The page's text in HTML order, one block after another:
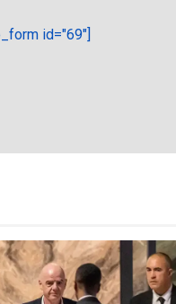
id="69"]